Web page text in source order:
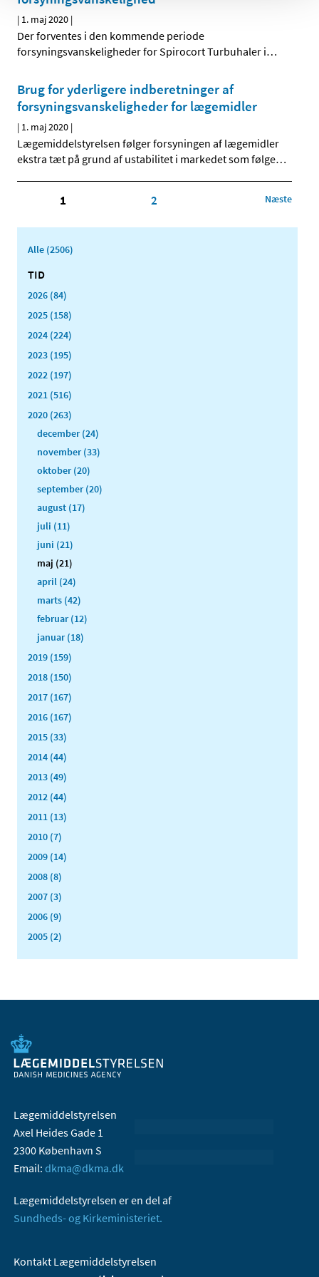
| 1. maj 2020 |
Der forventes i den kommende periode
forsyningsvanskeligheder for Spirocort Turbuhaler i…
Brug for yderligere indberetninger af
forsyningsvanskeligheder for lægemidler
| 1. maj 2020 |
Lægemiddelstyrelsen følger forsyningen af lægemidler
ekstra tæt på grund af ustabilitet i markedet som følge…
1 2 Næste
Alle (2506)
TID
2026 (84)
2025 (158)
2024 (224)
2023 (195)
2022 (197)
2021 (516)
2020 (263)
december (24)
november (33)
oktober (20)
september (20)
august (17)
juli (11)
juni (21)
maj (21)
april (24)
marts (42)
februar (12)
januar (18)
2019 (159)
2018 (150)
2017 (167)
2016 (167)
2015 (33)
2014 (44)
2013 (49)
2012 (44)
2011 (13)
2010 (7)
2009 (14)
2008 (8)
2007 (3)
2006 (9)
2005 (2)
Lægemiddelstyrelsen
Axel Heides Gade 1
2300 København S
Email: dkma@dkma.dk
Lægemiddelstyrelsen er en del af
Sundheds- og Kirkeministeriet.
Kontakt Lægemiddelstyrelsen